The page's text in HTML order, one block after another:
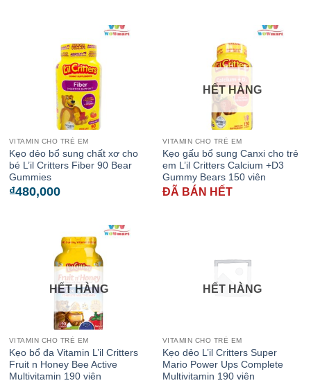
VITAMIN CHO TRẺ EM
Kẹo dẻo bổ sung chất xơ cho
bé L’il Critters Fiber 90 Bear
Gummies
₫480,000
HẾT HÀNG
VITAMIN CHO TRẺ EM
Kẹo gấu bổ sung Canxi cho trẻ
em L’il Critters Calcium +D3
Gummy Bears 150 viên
ĐÃ BÁN HẾT
HẾT HÀNG
VITAMIN CHO TRẺ EM
Kẹo bổ đa Vitamin L’il Critters
Fruit n Honey Bee Active
Multivitamin 190 viên
HẾT HÀNG
VITAMIN CHO TRẺ EM
Kẹo dẻo L’il Critters Super
Mario Power Ups Complete
Multivitamin 190 viên